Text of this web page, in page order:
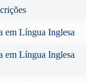
em Língua Inglesa
em Língua Inglesa